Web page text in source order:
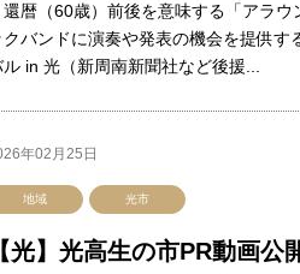
暦（60歳）前後を意味する「アラウ
クバンドに演奏や発表の機会を提供す
in 光（新周南新聞社など後援...
年02月25日
地域 光市
光】光高生の市PR動画